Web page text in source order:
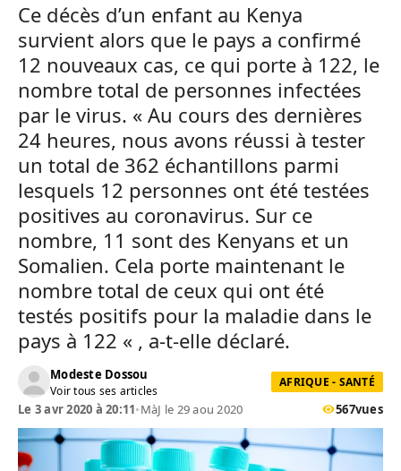
Ce décès d’un enfant au Kenya
survient alors que le pays a confirmé
12 nouveaux cas, ce qui porte à 122, le
nombre total de personnes infectées
par le virus. « Au cours des dernières
24 heures, nous avons réussi à tester
un total de 362 échantillons parmi
lesquels 12 personnes ont été testées
positives au coronavirus. Sur ce
nombre, 11 sont des Kenyans et un
Somalien. Cela porte maintenant le
nombre total de ceux qui ont été
testés positifs pour la maladie dans le
pays à 122 « , a-t-elle déclaré.
Modeste Dossou
Voir tous ses articles
AFRIQUE - SANTÉ
Le 3 avr 2020 à 20:11•MàJ le 29 aou 2020 567vues